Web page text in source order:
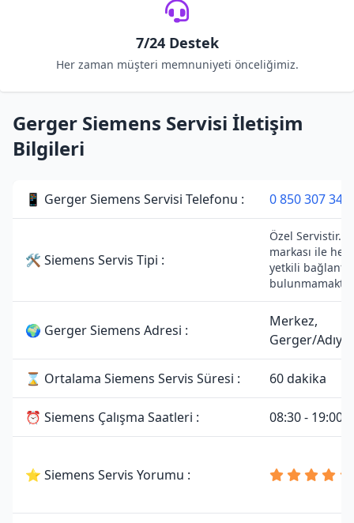
7/24 Destek
Her zaman müşteri memnuniyeti önceliğimiz.
Gerger Siemens Servisi İletişim
Bilgileri
📱 Gerger Siemens Servisi Telefonu : 0 850 307 34
🛠 Siemens Servis Tipi :
Özel Servistir.
markası ile
yetkili
🌍 Gerger Siemens Adresi :
Merkez,
Gerger/
⌛ Ortalama Siemens Servis Süresi : 60 dakika
⏰ Siemens Çalışma Saatleri : 08:30 - 19:00
⭐ Siemens Servis Yorumu :